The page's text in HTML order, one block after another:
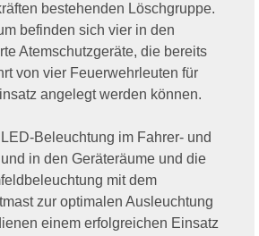
bestehenden Löschgruppe.
befinden sich vier in den
Atemschutzgeräte, die bereits
von vier Feuerwehrleuten für
angelegt werden können.
Beleuchtung im Fahrer- und
in den Geräteräume und die
mit dem
zur optimalen Ausleuchtung
einem erfolgreichen Einsatz